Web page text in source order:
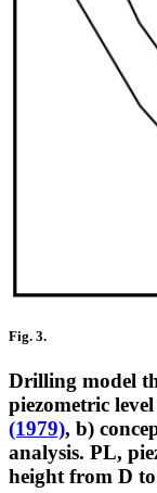
Fig. 3.
Drilling model
piezometric
(1979), b)
analysis. PL,
height from D